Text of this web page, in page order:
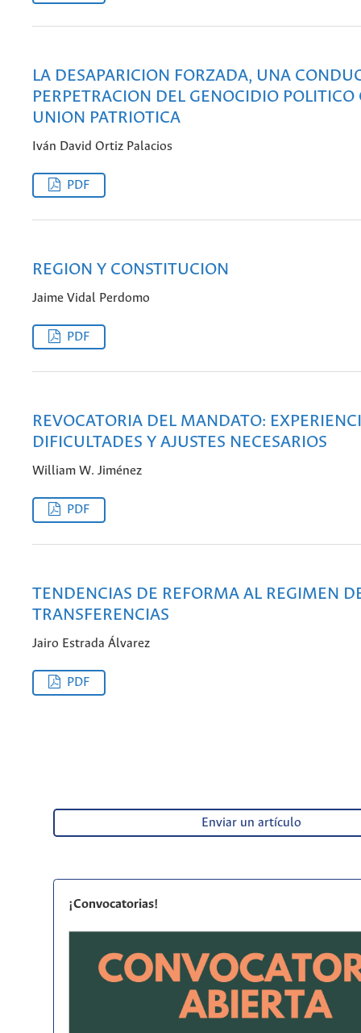
LA DESAPARICION FORZADA, UNA
PERPETRACION DEL GENOCIDIO POLITICO
UNION PATRIOTICA
Iván David Ortiz Palacios
PDF
REGION Y CONSTITUCION
Jaime Vidal Perdomo
PDF
REVOCATORIA DEL MANDATO:
DIFICULTADES Y AJUSTES NECESARIOS
William W. Jiménez
PDF
TENDENCIAS DE REFORMA AL REGIMEN
TRANSFERENCIAS
Jairo Estrada Álvarez
PDF
Enviar un artículo
¡Convocatorias!